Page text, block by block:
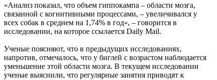
«Анализ показал, что объем гиппокампа – области мозга,
связанной с когнитивными процессами, – увеличивался у
всех собак в среднем на 1,74% в год», – говорится в
исследовании, на которое ссылается Daily Mail.
Ученые поясняют, что в предыдущих исследованиях,
напротив, отмечалось, что у биглей с возрастом наблюдается
уменьшение этой области мозга. В текущем исследовании
ученые выяснили, что регулярные занятия приводят к